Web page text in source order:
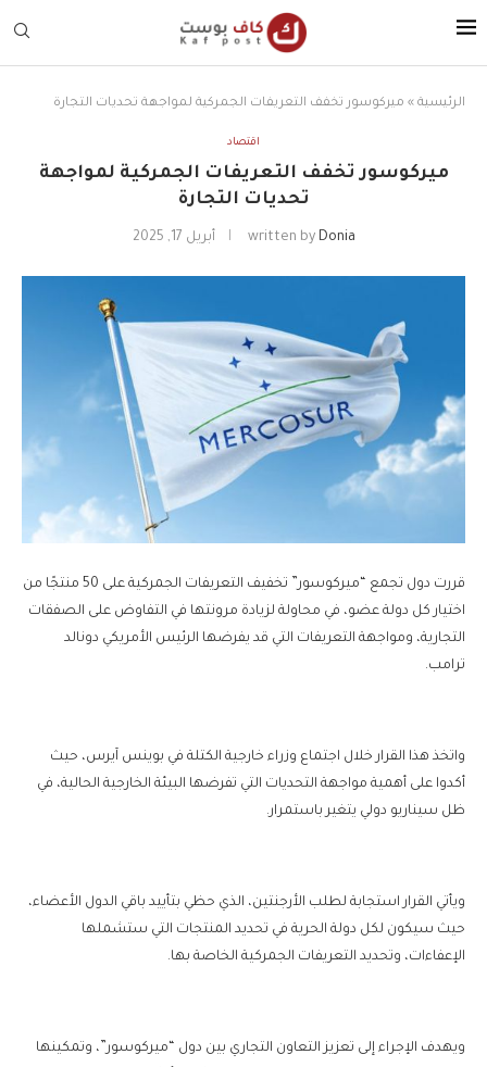
الرئيسية » ميركوسور تخفف التعريفات الجمركية لمواجهة تحديات التجارة
اقتصاد
ميركوسور تخفف التعريفات الجمركية لمواجهة
تحديات التجارة
written by Donia أبريل 17, 2025
قررت دول تجمع “ميركوسور” تخفيف التعريفات الجمركية على 50 منتجًا من
اختيار كل دولة عضو، في محاولة لزيادة مرونتها في التفاوض على الصفقات
التجارية، ومواجهة التعريفات التي قد يفرضها الرئيس الأمريكي دونالد
ترامب.
واتخذ هذا القرار خلال اجتماع وزراء خارجية الكتلة في بوينس آيرس، حيث
أكدوا على أهمية مواجهة التحديات التي تفرضها البيئة الخارجية الحالية، في
ظل سيناريو دولي يتغير باستمرار.
ويأتي القرار استجابة لطلب الأرجنتين، الذي حظي بتأييد باقي الدول الأعضاء،
حيث سيكون لكل دولة الحرية في تحديد المنتجات التي ستشملها
الإعفاءات، وتحديد التعريفات الجمركية الخاصة بها.
ويهدف الإجراء إلى تعزيز التعاون التجاري بين دول “ميركوسور”، وتمكينها